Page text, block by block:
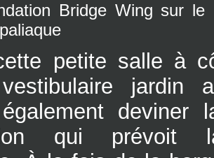
Bridge Wing sur le
petite salle à
jardin
deviner
qui